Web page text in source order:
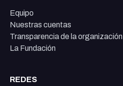
Equipo
Nuestras cuentas
Transparencia de la organización
La Fundación
REDES